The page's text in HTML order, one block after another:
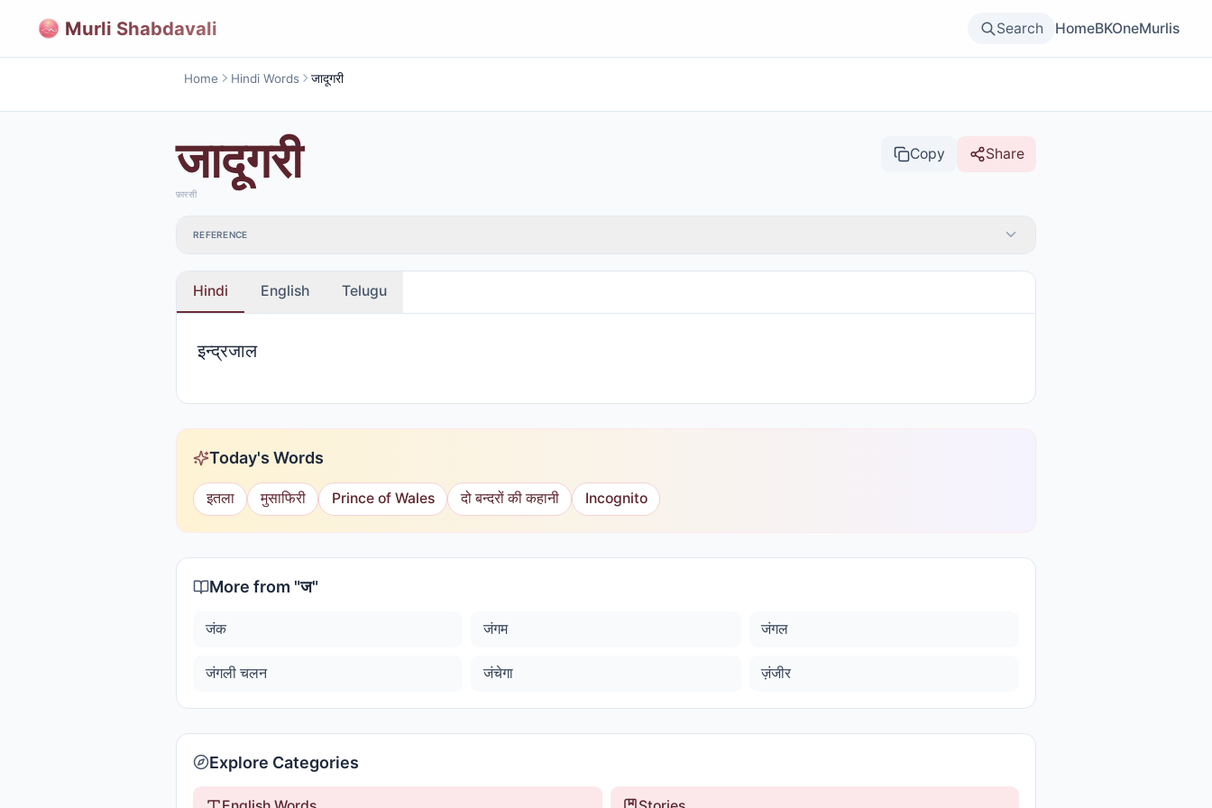
Murli Shabdavali Search HomeBKOneMurlis
Home Hindi Words जादूगरी
जादूगरी Copy Share
फ़ारसी
REFERENCE
Hindi English Telugu
इन्द्रजाल
Today's Words
इतला मुसाफिरी Prince of Wales दो बन्दरों की कहानी Incognito
More from "ज"
जंक जंगम जंगल
जंगली चलन जंचेगा ज़ंजीर
Explore Categories